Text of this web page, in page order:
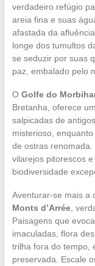
verdadeiro refúgio
areia fina e suas
afastada da
longe dos tumultos
se seduzir por suas
paz, embalado pelo
O Golfe do
Bretanha, oferece
salpicadas de
misterioso,
de ostras
vilarejos pitorescos
biodiversidade
Aventurar-se mais a
Monts d’Arrée,
Paisagens que
imaculadas, flora
trilha fora do tempo,
preservada. Escale